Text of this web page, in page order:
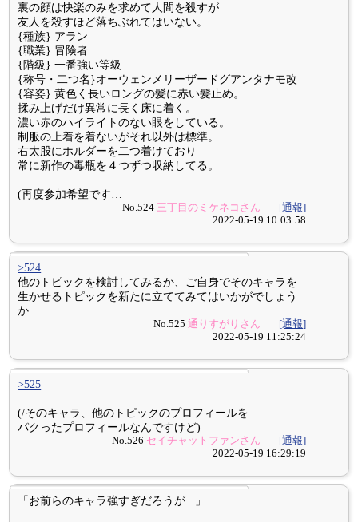
裏の顔は快楽のみを求めて人間を殺すが
友人を殺すほど落ちぶれてはいない。
{種族} アラン
{職業} 冒険者
{階級} 一番強い等級
{称号・二つ名}オーウェンメリーザードグアンタナモ改
{容姿} 黄色く長いロングの髪に赤い髪止め。
揉み上げだけ異常に長く床に着く。
濃い赤のハイライトのない眼をしている。
制服の上着を着ないがそれ以外は標準。
右太股にホルダーを二つ着けており
常に新作の毒瓶を４つずつ収納してる。
(再度参加希望です…
No.524 三丁目のミケネコさん
[通報]
2022-05-19 10:03:58
>524
他のトピックを検討してみるか、ご自身でそのキャラを
生かせるトピックを新たに立ててみてはいかがでしょう
か
No.525通りすがりさん
[通報]
2022-05-19 11:25:24
>525
(/そのキャラ、他のトピックのプロフィールを
パクったプロフィールなんですけど)
No.526 セイチャットファンさん
[通報]
2022-05-19 16:29:19
「お前らのキャラ強すぎだろうが...」